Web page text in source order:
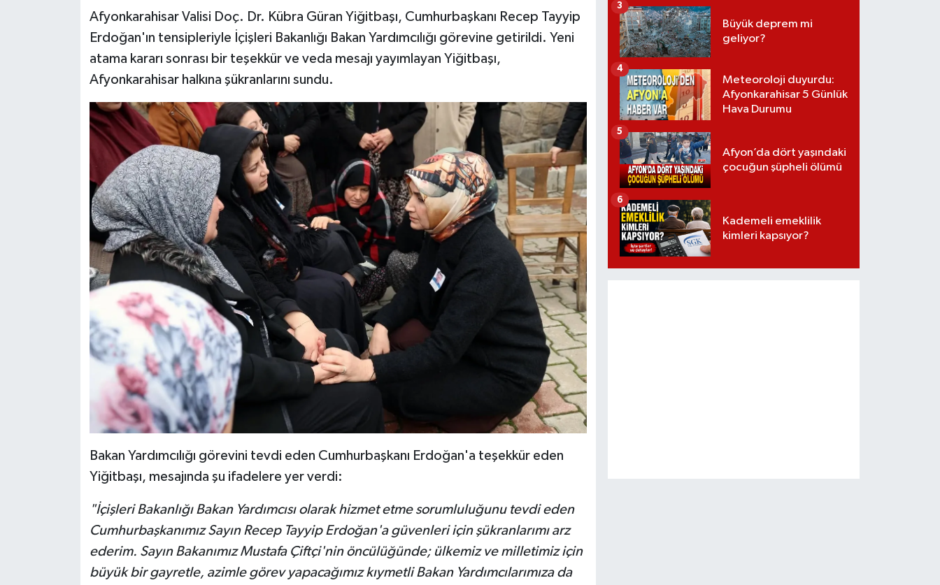
Afyonkarahisar Valisi Doç. Dr. Kübra Güran Yiğitbaşı, Cumhurbaşkanı Recep Tayyip
Erdoğan'ın tensipleriyle İçişleri Bakanlığı Bakan Yardımcılığı görevine getirildi. Yeni
atama kararı sonrası bir teşekkür ve veda mesajı yayımlayan Yiğitbaşı,
Afyonkarahisar halkına şükranlarını sundu.
Bakan Yardımcılığı görevini tevdi eden Cumhurbaşkanı Erdoğan'a teşekkür eden
Yiğitbaşı, mesajında şu ifadelere yer verdi:
"İçişleri Bakanlığı Bakan Yardımcısı olarak hizmet etme sorumluluğunu tevdi eden
Cumhurbaşkanımız Sayın Recep Tayyip Erdoğan'a güvenleri için şükranlarımı arz
ederim. Sayın Bakanımız Mustafa Çiftçi'nin öncülüğünde; ülkemiz ve milletimiz için
büyük bir gayretle, azimle görev yapacağımız kıymetli Bakan Yardımcılarımıza da
Büyük deprem mi
geliyor?
3
Meteoroloji duyurdu:
Afyonkarahisar 5 Günlük
Hava Durumu
4
Afyon’da dört yaşındaki
çocuğun şüpheli ölümü
5
Kademeli emeklilik
kimleri kapsıyor?
6